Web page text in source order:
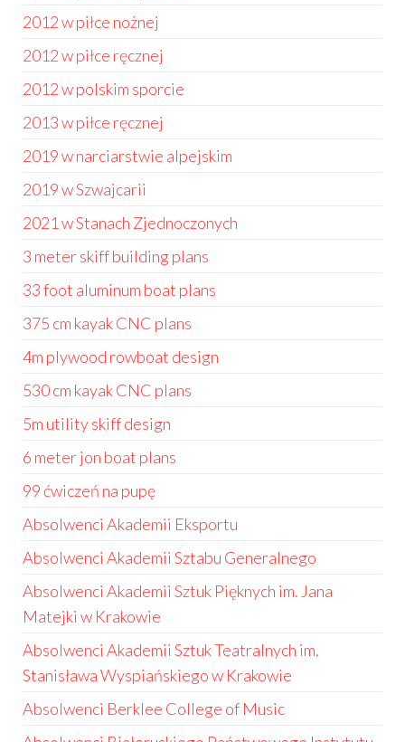
2012 w piłce nożnej
2012 w piłce ręcznej
2012 w polskim sporcie
2013 w piłce ręcznej
2019 w narciarstwie alpejskim
2019 w Szwajcarii
2021 w Stanach Zjednoczonych
3 meter skiff building plans
33 foot aluminum boat plans
375 cm kayak CNC plans
4m plywood rowboat design
530 cm kayak CNC plans
5m utility skiff design
6 meter jon boat plans
99 ćwiczeń na pupę
Absolwenci Akademii Eksportu
Absolwenci Akademii Sztabu Generalnego
Absolwenci Akademii Sztuk Pięknych im. Jana
Matejki w Krakowie
Absolwenci Akademii Sztuk Teatralnych im.
Stanisława Wyspiańskiego w Krakowie
Absolwenci Berklee College of Music